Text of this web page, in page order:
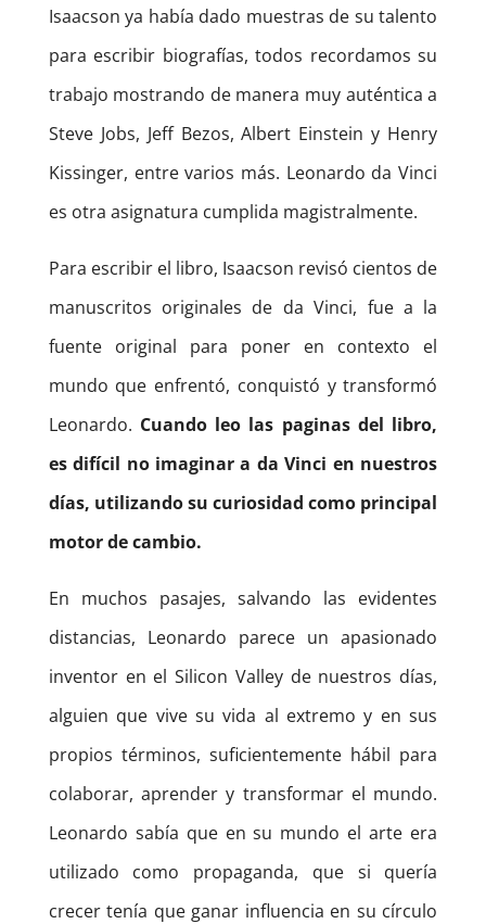
Isaacson ya había dado muestras de su talento
para escribir biografías, todos recordamos su
trabajo mostrando de manera muy auténtica a
Steve Jobs, Jeff Bezos, Albert Einstein y Henry
Kissinger, entre varios más. Leonardo da Vinci
es otra asignatura cumplida magistralmente.
Para escribir el libro, Isaacson revisó cientos de
manuscritos originales de da Vinci, fue a la
fuente original para poner en contexto el
mundo que enfrentó, conquistó y transformó
Leonardo. Cuando leo las paginas del libro,
es difícil no imaginar a da Vinci en nuestros
días, utilizando su curiosidad como principal
motor de cambio.
En muchos pasajes, salvando las evidentes
distancias, Leonardo parece un apasionado
inventor en el Silicon Valley de nuestros días,
alguien que vive su vida al extremo y en sus
propios términos, suficientemente hábil para
colaborar, aprender y transformar el mundo.
Leonardo sabía que en su mundo el arte era
utilizado como propaganda, que si quería
crecer tenía que ganar influencia en su círculo